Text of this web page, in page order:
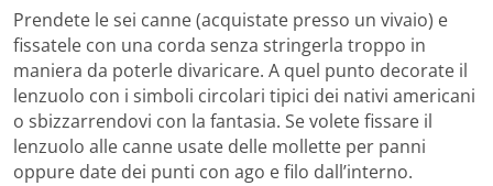
Prendete le sei canne (acquistate presso un vivaio) e
fissatele con una corda senza stringerla troppo in
maniera da poterle divaricare. A quel punto decorate il
lenzuolo con i simboli circolari tipici dei nativi americani
o sbizzarrendovi con la fantasia. Se volete fissare il
lenzuolo alle canne usate delle mollette per panni
oppure date dei punti con ago e filo dall’interno.